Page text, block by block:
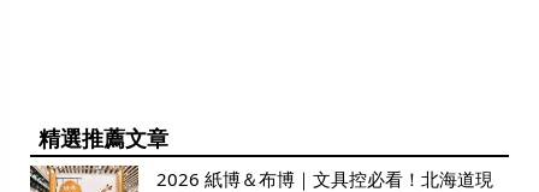
精選推薦文章
2026 紙博＆布博｜文具控必看！北海道現